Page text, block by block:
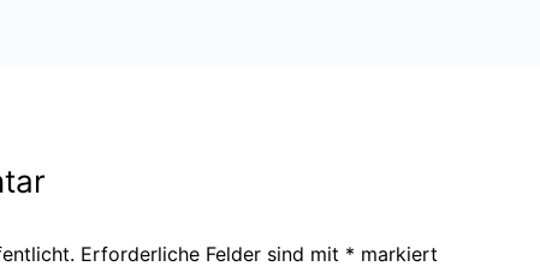
Erforderliche Felder sind mit * markiert